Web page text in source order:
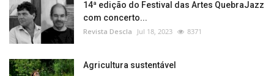
14ª edição do Festival das Artes QuebraJazz
com concerto...
Revista Descla Jul 18, 2023 8371
Agricultura sustentável